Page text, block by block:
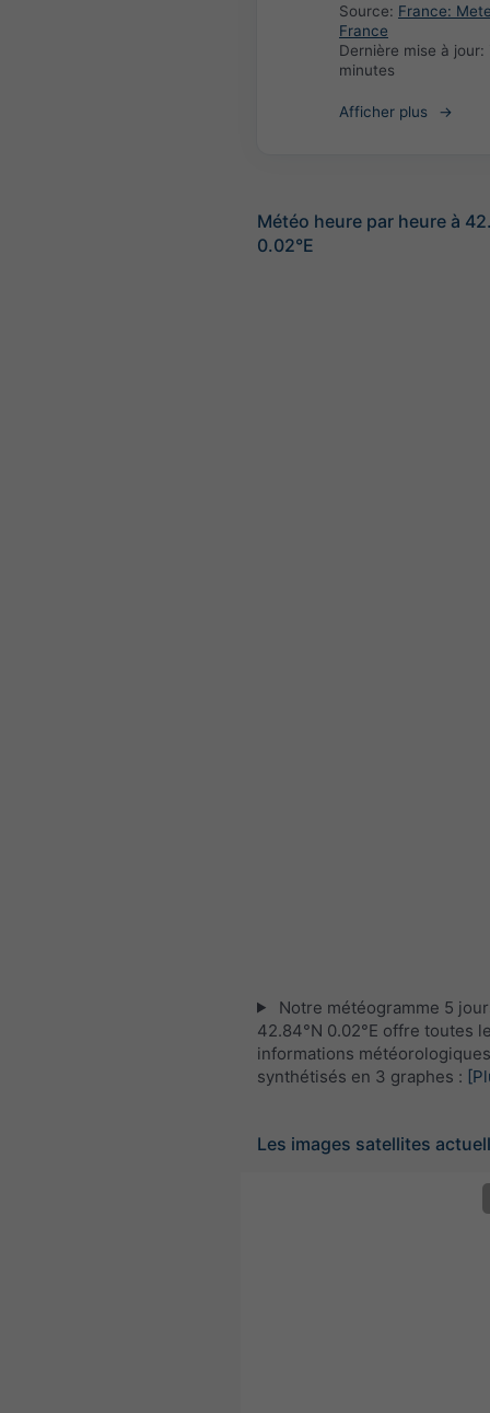
Source: France:
France
Dernière mise à jour:
minutes
Afficher plus
Météo heure par heure à
0.02°E
Notre météogramme 5
42.84°N 0.02°E offre toutes
informations météorologiques
synthétisés en 3 graphes :
Les images satellites